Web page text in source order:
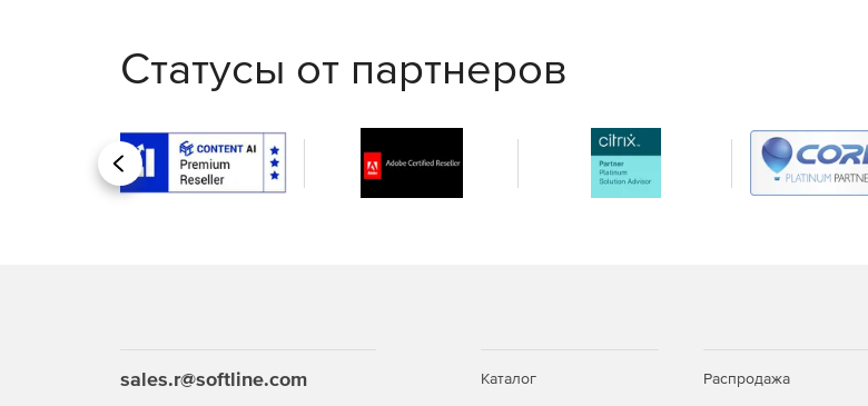
Статусы от партнеров
Назад
sales.r@softline.com Каталог Распродажа